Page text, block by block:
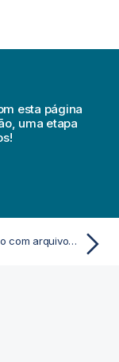
esta página
uma etapa
Trabalhando com arquivos Apache Parquet